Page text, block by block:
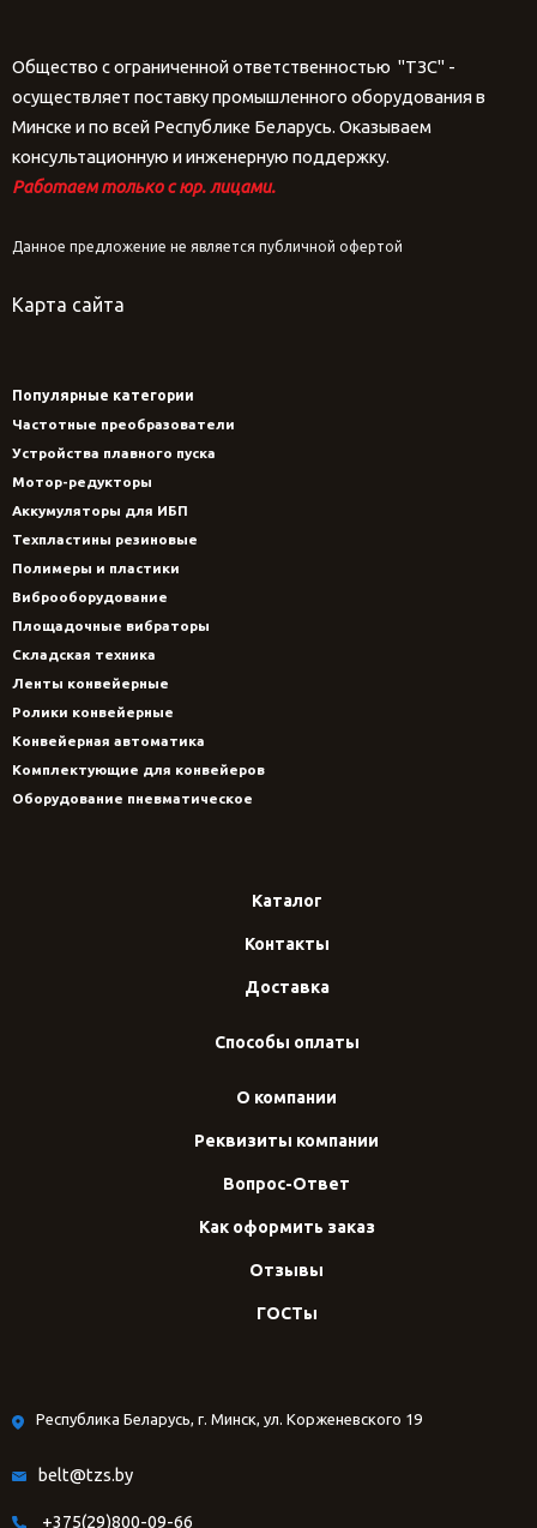
Общество с ограниченной ответственностью "ТЗС" -
осуществляет поставку промышленного оборудования в
Минске и по всей Республике Беларусь. Оказываем
консультационную и инженерную поддержку.
Работаем только с юр. лицами.
Данное предложение не является публичной офертой
Карта сайта
Популярные категории
Частотные преобразователи
Устройства плавного пуска
Мотор-редукторы
Аккумуляторы для ИБП
Техпластины резиновые
Полимеры и пластики
Виброоборудование
Площадочные вибраторы
Складская техника
Ленты конвейерные
Ролики конвейерные
Конвейерная автоматика
Комплектующие для конвейеров
Оборудование пневматическое
Каталог
Контакты
Доставка
Способы оплаты
О компании
Реквизиты компании
Вопрос-Ответ
Как оформить заказ
Отзывы
ГОСТы
Республика Беларусь, г. Минск, ул. Корженевского 19
belt@tzs.by
+375(29)800-09-66